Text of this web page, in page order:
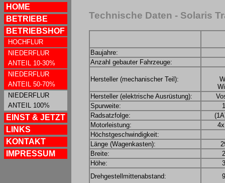
HOME
BETRIEBE
BETRIEBSHOF
HOCHFLUR
NIEDERFLUR
ANTEIL 10-30%
NIEDERFLUR
ANTEIL 50-70%
NIEDERFLUR
ANTEIL 100%
EINST & JETZT
LINKS
KONTAKT
IMPRESSUM
Technische Daten - Solaris
Baujahre:
Anzahl gebauter Fahrzeuge:
Hersteller (mechanischer Teil):
Hersteller (elektrische Ausrüstung):
Spurweite:
Radsatzfolge:
Motorleistung:
Höchstgeschwindigkeit:
Länge (Wagenkasten):
Breite:
Höhe:
Drehgestellmittenabstand: